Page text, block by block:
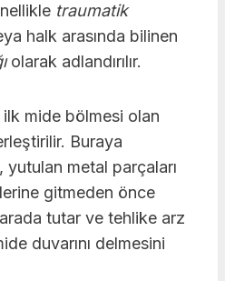
traumatik
halk arasında bilinen
olarak adlandırılır.
ilk mide bölmesi olan
Buraya
yutulan metal parçaları
gitmeden önce
tutar ve tehlike arz
duvarını delmesini